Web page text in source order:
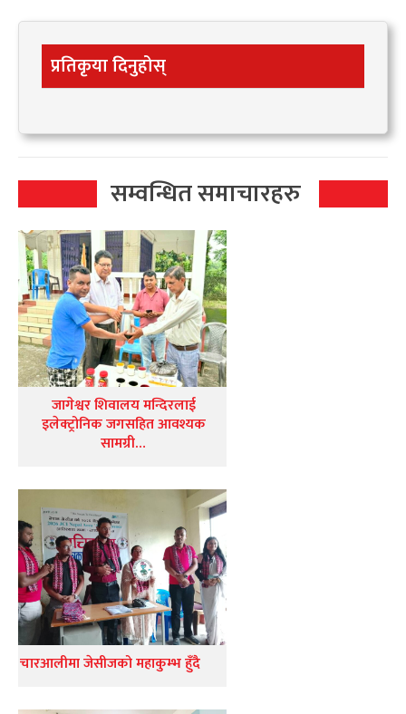
प्रतिकृया दिनुहोस्
सम्वन्धित समाचारहरु
जागेश्वर शिवालय मन्दिरलाई
इलेक्ट्रोनिक जगसहित आवश्यक
सामग्री…
चारआलीमा जेसीजको महाकुम्भ हुँदै